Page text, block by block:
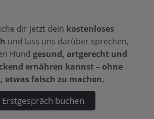
dir jetzt dein kostenloses
und lass uns darüber sprechen,
Hund gesund, artgerecht und
ernähren kannst – ohne
etwas falsch zu machen.
buchen